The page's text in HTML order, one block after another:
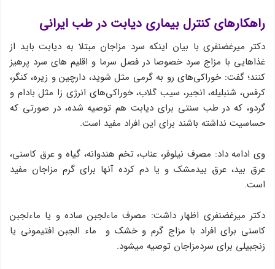
راهکارهای کنترل بیماری دیابت در طب ایرانی
دکتر میرغضنفری با بیان اینکه سرد مزاجان مبتلا به دیابت باید از
غذاهایی با مزاج سرد خصوصا در فصل سرما و اقلیم های سرد پرهیز
کنند؛ گفت: خوراکی‌های رو به گرمی مثل شوید، دارچین و زیره، کنگر،
کرفس، شنبلیله، انجیر، سیب گلاب، خوراکی‌های انرژی زا مثل بادام و
گردو، که در طب سنتی برای دیابت هم توصیه شده، در صورتی که
حساسیت نداشته باشند برای این افراد مفید است.
وی ادامه داد: مصرف نیلوفر، عناب، تخم هندوانه، گیاه و عرق کاسنی،
عرق بید، عرق بیدمشک و یا دم کرده آنها برای گرم مزاجان مفید
است.
دکتر میرغضنفری اظهار داشت: مصرف ماءلجبن ساده و یا ماءلجبن
کاسنی برای افراد با مزاج گرم و خشک و ماء الجبن افتیمونی یا
زنجبیلی برای سردمزاجان توصیه میشود.